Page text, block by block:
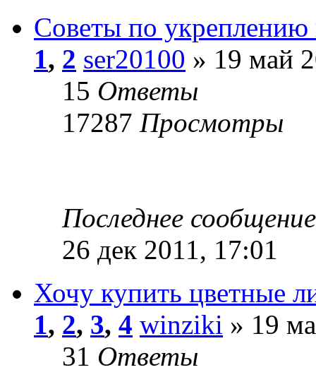
Советы по укреплению
1, 2 ser20100 » 19 май
15 Ответы
17287 Просмотры
Последнее
26 дек 2011, 17:01
Хочу купить цветные
1, 2, 3, 4 winziki » 19
31 Ответы